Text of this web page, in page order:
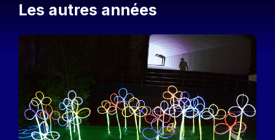
Les autres années
Image